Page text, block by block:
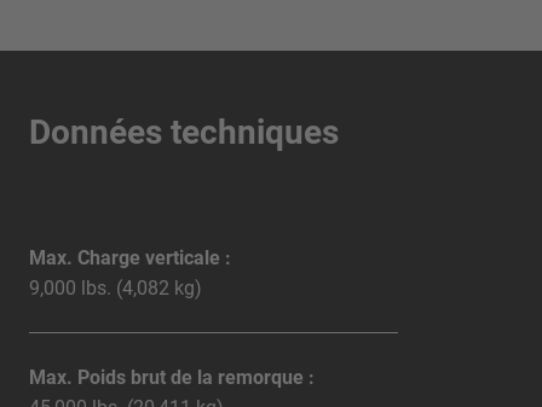
Données techniques
Max. Charge verticale :
9,000 lbs. (4,082 kg)
Max. Poids brut de la remorque :